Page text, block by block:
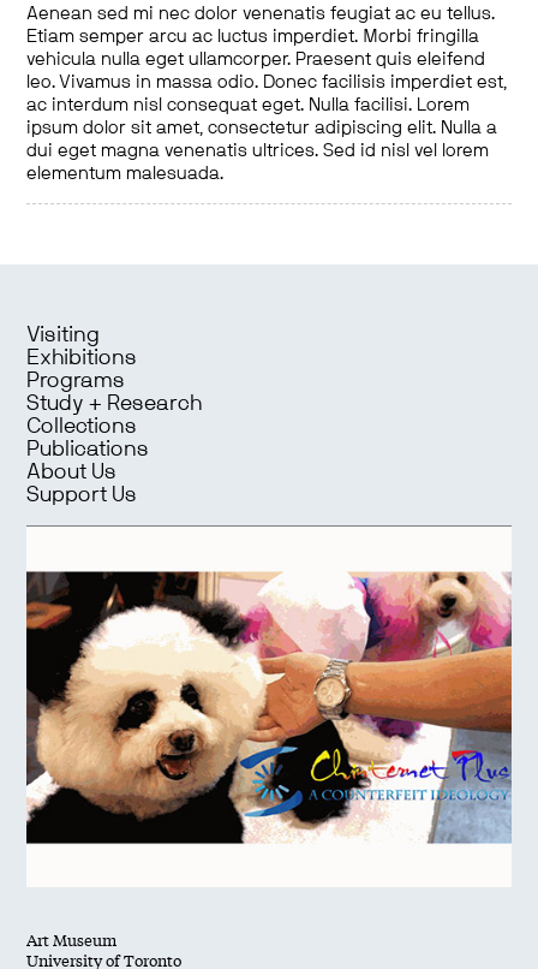
Aenean sed mi nec dolor venenatis feugiat ac eu tellus.
Etiam semper arcu ac luctus imperdiet. Morbi fringilla
vehicula nulla eget ullamcorper. Praesent quis eleifend
leo. Vivamus in massa odio. Donec facilisis imperdiet est,
ac interdum nisl consequat eget. Nulla facilisi. Lorem
ipsum dolor sit amet, consectetur adipiscing elit. Nulla a
dui eget magna venenatis ultrices. Sed id nisl vel lorem
elementum malesuada.
Visiting
Exhibitions
Programs
Study + Research
Collections
Publications
About Us
Support Us
Art Museum
University of Toronto